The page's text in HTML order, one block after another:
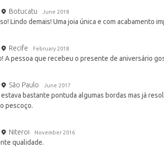
Botucatu June 2018
Lindo demais! Uma joia única e com acabamento
Recife February 2018
A pessoa que recebeu o presente de aniversário
São Paulo June 2017
bastante pontuda algumas bordas mas já
pescoço.
Niteroi November 2016
qualidade.